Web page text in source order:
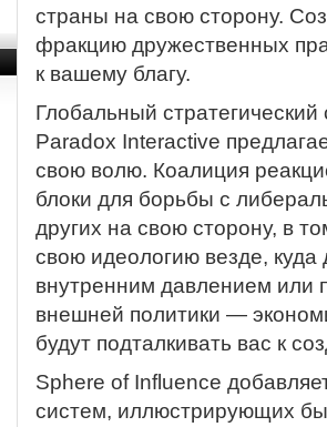
страны на свою сторону.
фракцию дружественных
к вашему благу.
Глобальный
Paradox Interactive
свою волю. Коалиция
блоки для борьбы с
других на свою сторону, в
свою идеологию везде,
внутренним давлением или
внешней политики —
будут подталкивать вас к
Sphere of Influence
систем, иллюстрирующих